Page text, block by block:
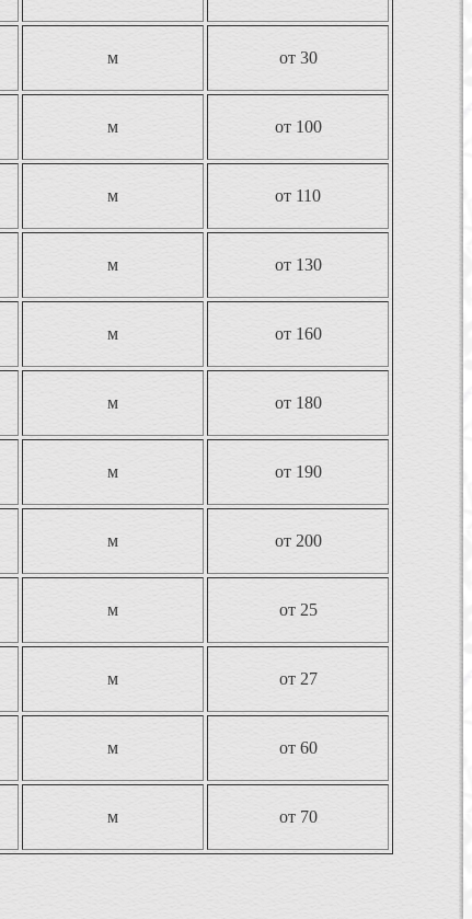
м от 30
м от 100
м от 110
м от 130
м от 160
м от 180
м от 190
м от 200
м от 25
м от 27
м от 60
м от 70